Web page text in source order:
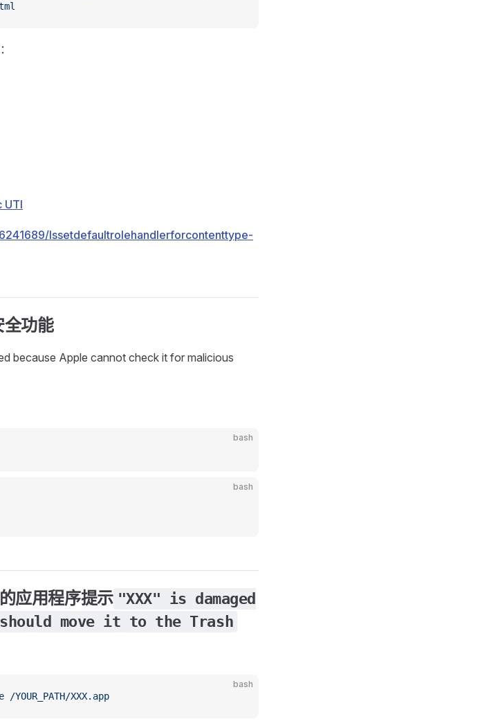
UTI
lssetdefaultrolehandlerforcontenttype-
全功能
because Apple cannot check it for malicious
bash
bash
应用程序提示 "XXX" is damaged
move it to the Trash
bash
/YOUR_PATH/XXX.app